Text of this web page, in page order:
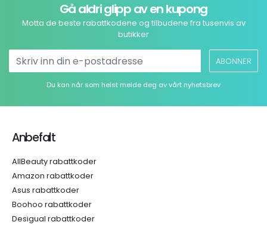
Gå aldri glipp av en kupong
Motta de beste rabattkodene og tilbudene fra tusenvis av
butikker
ABONNER
Du kan når som helst melde deg av vårt nyhetsbrev
Anbefalt
AllBeauty rabattkoder
Amazon rabattkoder
Asus rabattkoder
Boohoo rabattkoder
Desigual rabattkoder